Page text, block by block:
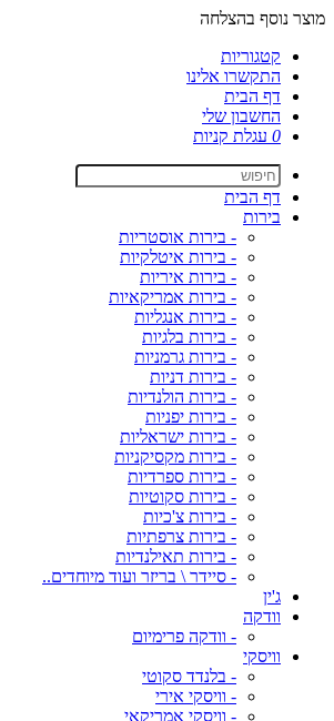
מוצר נוסף בהצלחה
קטגוריות
התקשרו אלינו
דף הבית
החשבון שלי
0 עגלת קניות
דף הבית
בירות
- בירות אוסטריות
- בירות איטלקיות
- בירות איריות
- בירות אמריקאיות
- בירות אנגליות
- בירות בלגיות
- בירות גרמניות
- בירות דניות
- בירות הולנדיות
- בירות יפניות
- בירות ישראליות
- בירות מקסיקניות
- בירות ספרדיות
- בירות סקוטיות
- בירות צ'כיות
- בירות צרפתיות
- בירות תאילנדיות
- סיידר \ בריזר ועוד מיוחדים..
ג'ין
וודקה
- וודקה פרימיום
וויסקי
- בלנדד סקוטי
- וויסקי אירי
- וויסקי אמריקאי